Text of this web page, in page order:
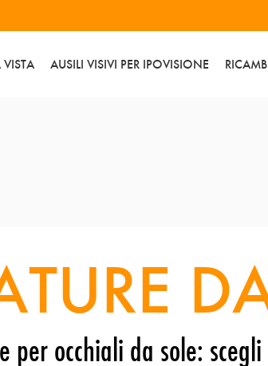
AUSILI VISIVI PER IPOVISIONE
per occhiali da sole: